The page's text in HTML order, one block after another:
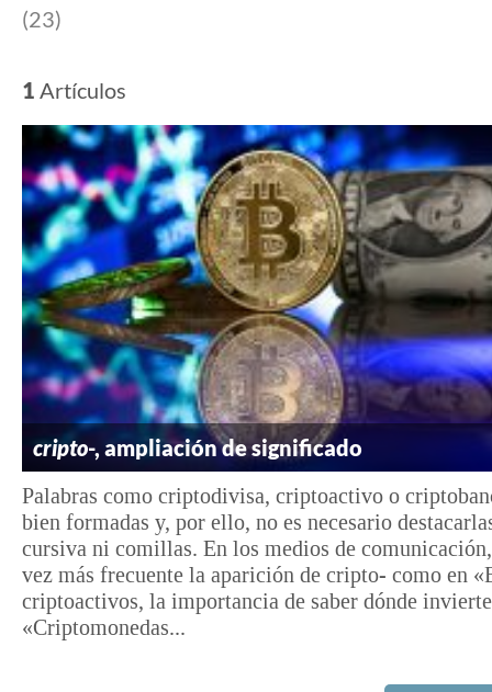
(23)
1 Artículos
cripto-, ampliación de significado
Palabras como criptodivisa, criptoactivo o
bien formadas y, por ello, no es necesario
cursiva ni comillas. En los medios de comunicación,
vez más frecuente la aparición de cripto- como en
criptoactivos, la importancia de saber dónde
«Criptomonedas...